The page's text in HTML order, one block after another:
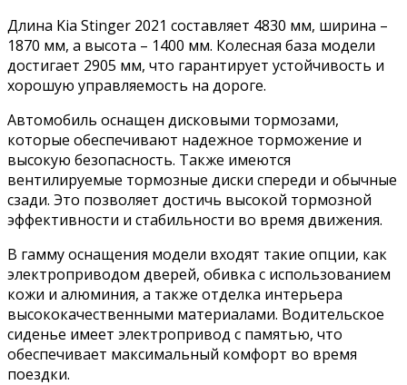
Длина Kia Stinger 2021 составляет 4830 мм, ширина –
1870 мм, а высота – 1400 мм. Колесная база модели
достигает 2905 мм, что гарантирует устойчивость и
хорошую управляемость на дороге.
Автомобиль оснащен дисковыми тормозами,
которые обеспечивают надежное торможение и
высокую безопасность. Также имеются
вентилируемые тормозные диски спереди и обычные
сзади. Это позволяет достичь высокой тормозной
эффективности и стабильности во время движения.
В гамму оснащения модели входят такие опции, как
электроприводом дверей, обивка с использованием
кожи и алюминия, а также отделка интерьера
высококачественными материалами. Водительское
сиденье имеет электропривод с памятью, что
обеспечивает максимальный комфорт во время
поездки.